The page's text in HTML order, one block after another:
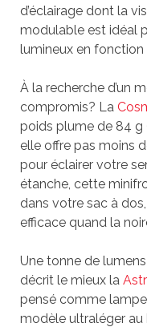
d’éclairage dont la
modulable est idéal
lumineux en fonction
À la recherche d’un
compromis? La
poids plume de 84 g
elle offre pas moins
pour éclairer votre
étanche, cette
dans votre sac à
efficace quand la
Une tonne de
décrit le mieux la
pensé comme
modèle ultraléger